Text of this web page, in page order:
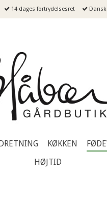
14 dages fortrydelsesret
KØKKEN
HØJTID